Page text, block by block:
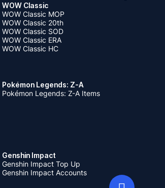
WOW Classic
WOW Classic MOP
WOW Classic 20th
WOW Classic SOD
WOW Classic ERA
WOW Classic HC
Pokémon Legends: Z-A
Pokémon Legends: Z-A Items
Genshin Impact
Genshin Impact Top Up
Genshin Impact Accounts